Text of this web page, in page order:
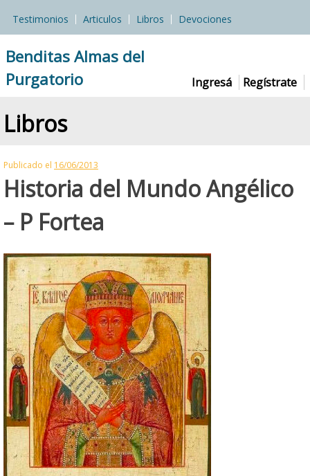
Testimonios Articulos Libros Devociones
Benditas Almas del
Purgatorio
Ingresá Regístrate
Libros
Publicado el 16/06/2013
Historia del Mundo Angélico
– P Fortea